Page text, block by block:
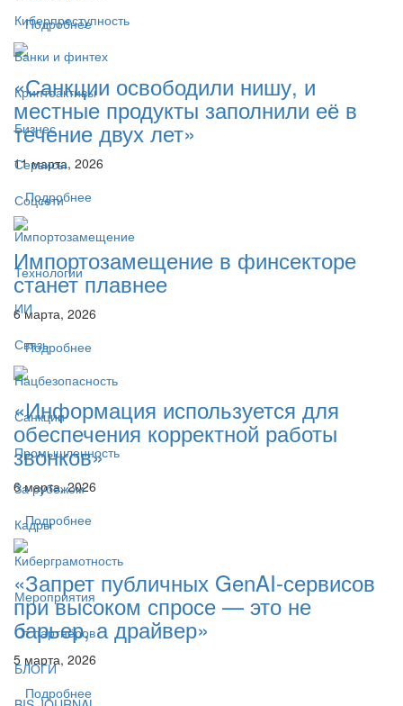
Киберпреступность
Банки и финтех
Криптоактивы
Бизнес
Сервисы
Соцсети
Импортозамещение
Технологии
ИИ
Связь
Нацбезопасность
Санкции
Промышленность
За рубежом
Кадры
Киберграмотность
Мероприятия
От партнёров
БЛОГИ
Подробнее
«Санкции освободили нишу, и
местные продукты заполнили её в
течение двух лет»
11 марта, 2026
Подробнее
Импортозамещение в финсекторе
станет плавнее
6 марта, 2026
Подробнее
«Информация используется для
обеспечения корректной работы
звонков»
6 марта, 2026
Подробнее
«Запрет публичных GenAI-сервисов
при высоком спросе — это не
барьер, а драйвер»
5 марта, 2026
Подробнее